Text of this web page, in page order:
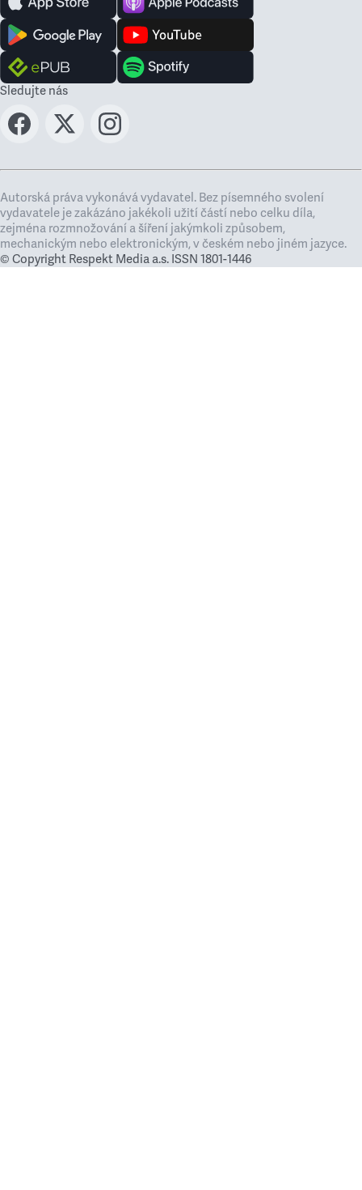
Sledujte nás
Autorská práva vykonává vydavatel. Bez písemného svolení
vydavatele je zakázáno jakékoli užití částí nebo celku díla,
zejména rozmnožování a šíření jakýmkoli způsobem,
mechanickým nebo elektronickým, v českém nebo jiném jazyce.
© Copyright Respekt Media a.s. ISSN 1801-1446